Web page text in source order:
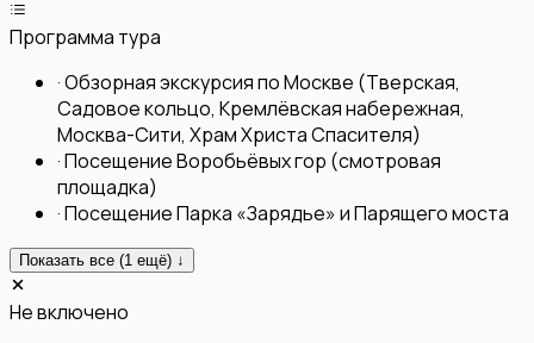
Программа тура
·Обзорная экскурсия по Москве (Тверская,
Садовое кольцо, Кремлёвская набережная,
Москва-Сити, Храм Христа Спасителя)
·Посещение Воробьёвых гор (смотровая
площадка)
·Посещение Парка «Зарядье» и Парящего моста
Показать все (1 ещё) ↓
Не включено